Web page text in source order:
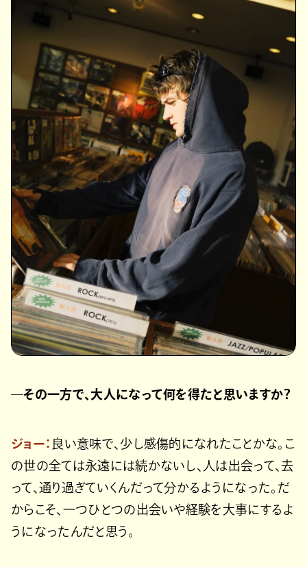
─その一方で、大人になって何を得たと思いますか？
ジョー： 良い意味で、少し感傷的になれたことかな。こ
の世の全ては永遠には続かないし、人は出会って、去
って、通り過ぎていくんだって分かるようになった。だ
からこそ、一つひとつの出会いや経験を大事にするよ
うになったんだと思う。